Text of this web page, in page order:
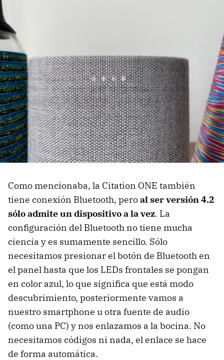
Como mencionaba, la Citation ONE también
tiene conexión Bluetooth, peroal ser versión 4.2
sólo admite un dispositivo a la vez. La
configuración del Bluetooth no tiene mucha
ciencia y es sumamente sencillo. Sólo
necesitamos presionar el botón de Bluetooth en
el panel hasta que los LEDs frontales se pongan
en color azul, lo que significa que está modo
descubrimiento, posteriormente vamos a
nuestro smartphone u otra fuente de audio
(como una PC) y nos enlazamos a la bocina. No
necesitamos códigos ni nada, el enlace se hace
de forma automática.